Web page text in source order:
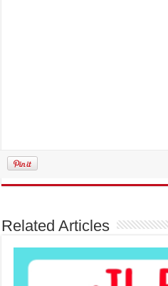
Related Articles